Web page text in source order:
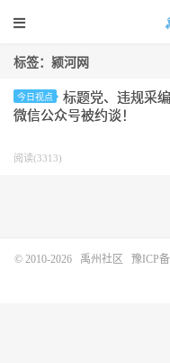
标签：颍河网
今日视点
标题党、违规采
微信公众号被约谈！
阅读(3313)
© 2010-2026 禹州社区 豫ICP